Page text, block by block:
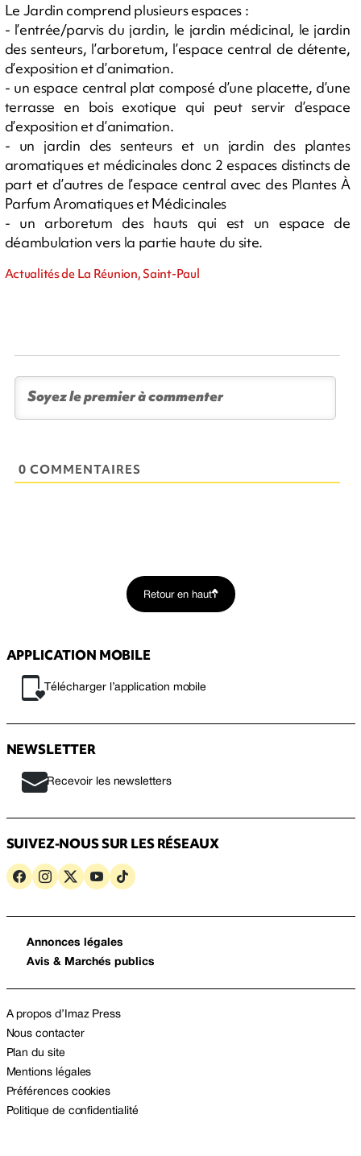
Le Jardin comprend plusieurs espaces :
- l’entrée/parvis du jardin, le jardin médicinal, le jardin
des senteurs, l’arboretum, l’espace central de détente,
d’exposition et d’animation.
- un espace central plat composé d’une placette, d’une
terrasse en bois exotique qui peut servir d’espace
d’exposition et d’animation.
- un jardin des senteurs et un jardin des plantes
aromatiques et médicinales donc 2 espaces distincts de
part et d’autres de l’espace central avec des Plantes À
Parfum Aromatiques et Médicinales
- un arboretum des hauts qui est un espace de
déambulation vers la partie haute du site.
Actualités de La Réunion, Saint-Paul
0 COMMENTAIRES
Retour en haut
APPLICATION MOBILE
Télécharger l’application mobile
NEWSLETTER
Recevoir les newsletters
SUIVEZ-NOUS SUR LES RÉSEAUX
Annonces légales
Avis & Marchés publics
A propos d’Imaz Press
Nous contacter
Plan du site
Mentions légales
Préférences cookies
Politique de confidentialité